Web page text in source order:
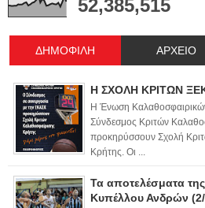
52,385,515
ΔΗΜΟΦΙΛΗ ΑΡΧΕΙΟ
Η ΣΧΟΛΗ ΚΡΙΤΩΝ
Η Ένωση
Σύνδεσμος Κριτών
προκηρύσσουν Σχολή
Κρήτης. Οι ...
Τα αποτελέσματα
Κυπέλλου Ανδρών